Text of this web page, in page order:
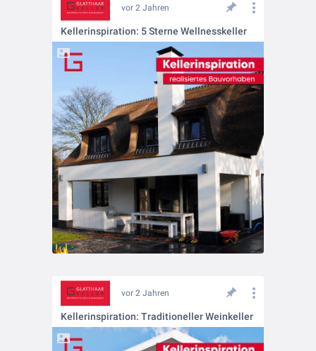
vor 2 Jahren
Kellerinspiration: 5 Sterne Wellnesskeller
vor 2 Jahren
Kellerinspiration: Traditioneller Weinkeller